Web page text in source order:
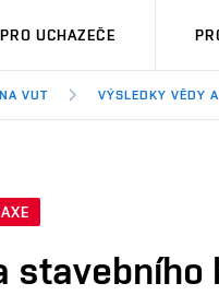
PRO UCHAZEČE
VUT VÝSLEDKY VĚDY
stavebního